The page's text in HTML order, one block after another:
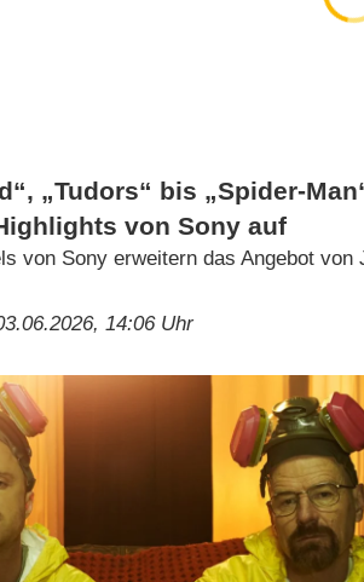
„Tudors“ bis „Spider-
von Sony auf
von Sony erweitern das Angebot von
14:06 Uhr